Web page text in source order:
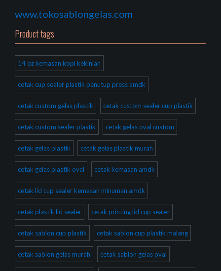
www.tokosablongelas.com
Product tags
14 oz kemasan kopi kekinian
cetak cup sealer plastik penutup press amdk
cetak custom gelas plastik cetak custom sealer cup plastik
cetak custom sealer plastik cetak gelas oval custom
cetak gelas plastik cetak gelas plastik murah
cetak gelas plastik oval cetak kemasan amdk
cetak lid cup sealer kemasan minuman amdk
cetak plastik lid sealer cetak printing lid cup sealer
cetak sablon cup plastik cetak sablon cup plastik malang
cetak sablon gelas murah cetak sablon gelas oval